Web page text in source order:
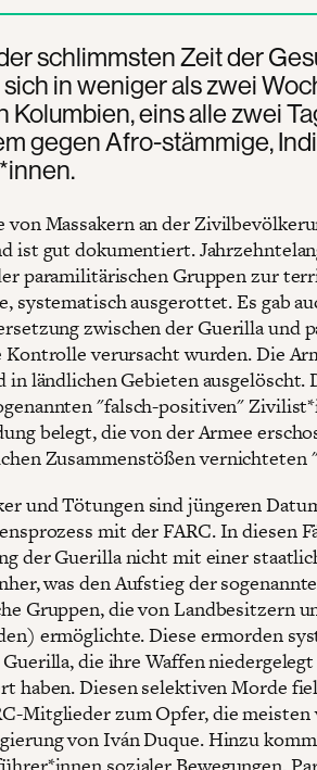
schlimmsten Zeit der
in weniger als zwei
Kolumbien, eins alle zwei
gegen Afro-stämmige,
von Massakern an der
ist gut dokumentiert.
paramilitärischen Gruppen zur
systematisch ausgerottet. Es gab
zwischen der Guerilla und
verursacht wurden. Die
in ländlichen Gebieten ausgelöscht.
"falsch-positiven"
belegt, die von der Armee
Zusammenstößen vernichteten
und Tötungen sind jüngeren
mit der FARC. In diesen
der Guerilla nicht mit einer
was den Aufstieg der
Gruppen, die von Landbesitzern
ermöglichte. Diese ermorden
die ihre Waffen
haben. Diesen selektiven Morde
Mitglieder zum Opfer, die
von Iván Duque. Hinzu
sozialer Bewegungen.